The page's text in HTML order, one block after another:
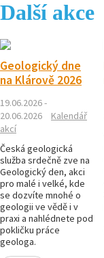
Další akce
Geologický dne
na Klárově 2026
19.06.2026 -
20.06.2026
Kalendář
akcí
Česká geologická
služba srdečně zve na
Geologický den, akci
pro malé i velké, kde
se dozvíte mnohé o
geologii ve vědě i v
praxi a nahlédnete pod
pokličku práce
geologa.